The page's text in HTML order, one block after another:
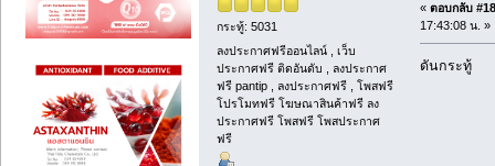
กระทู้: 5031
ลงประกาศฟรีออนไลน์ , เว็บ
ประกาศฟรี ติดอันดับ , ลงประกาศ
ฟรี pantip , ลงประกาศฟรี , โพสฟรี
โปรโมทฟรี โฆษณาสินค้าฟรี ลง
ประกาศฟรี โพสฟรี โพสประกาศ
ฟรี
« ตอบกลับ
17:43:08 น. »
ดันกระทู้